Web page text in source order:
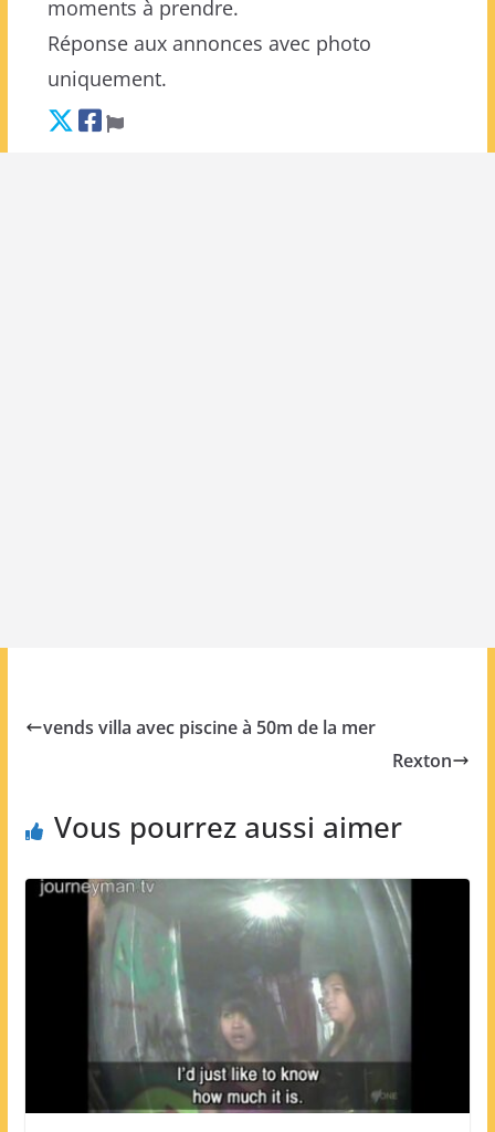
moments à prendre.
Réponse aux annonces avec photo
uniquement.
vends villa avec piscine à 50m de la mer
Rexton
Vous pourrez aussi aimer